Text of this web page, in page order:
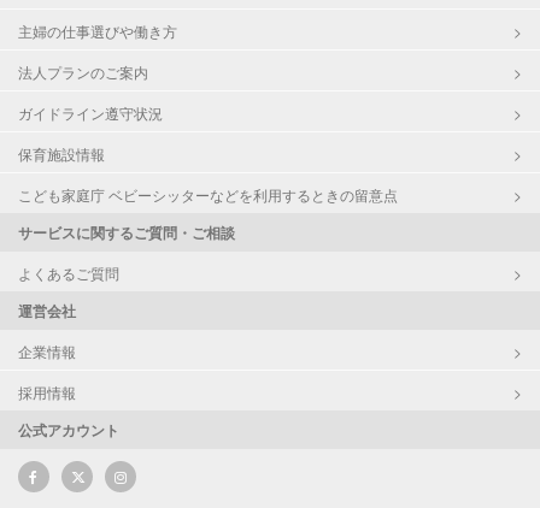
主婦の仕事選びや働き方
法人プランのご案内
ガイドライン遵守状況
保育施設情報
こども家庭庁 ベビーシッターなどを利用するときの留意点
サービスに関するご質問・ご相談
よくあるご質問
運営会社
企業情報
採用情報
公式アカウント